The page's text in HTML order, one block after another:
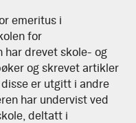
emeritus i
for
har drevet skole- og
og skrevet artikler
er utgitt i andre
har undervist ved
deltatt i